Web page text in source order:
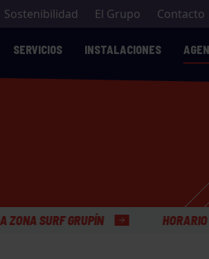
Sostenibilidad El Grupo Contacto
SERVICIOS INSTALACIONES
HORARIO VERANO OFICINAS